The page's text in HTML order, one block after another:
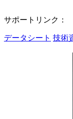
サポートリンク：
データシート 技術